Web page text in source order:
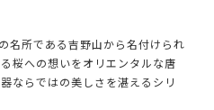
名所である吉野山から名付けられ
桜への想いをオリエンタルな唐
ならではの美しさを湛えるシリ